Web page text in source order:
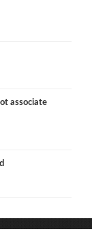
associate